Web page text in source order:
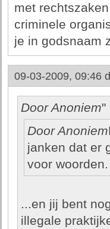
met
criminele
je in godsnaam
09-03-2009, 09:46
Door Anoniem"
Door Anoniem
janken dat er
voor woorden.
...en jij bent
illegale